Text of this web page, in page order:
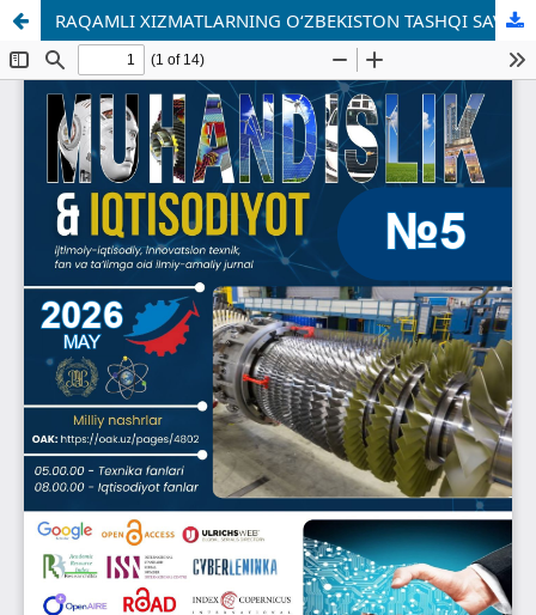
RAQAMLI XIZMATLARNING O‘ZBEKISTON TASHQI SAVDO BALANSIDAGI O‘RNI